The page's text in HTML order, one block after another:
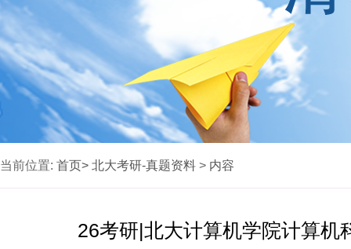
当前位置: 首页> 北大考研-真题资料 > 内容
26考研|北大计算机学院计算机